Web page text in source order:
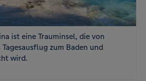
ist eine Trauminsel, die von
zum Baden und
wird.